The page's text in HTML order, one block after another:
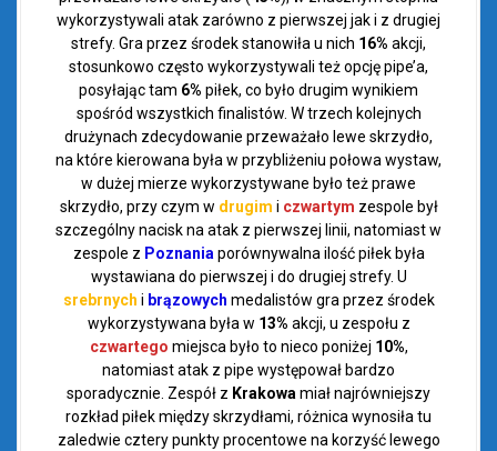
wykorzystywali atak zarówno z pierwszej jak i z drugiej
strefy. Gra przez środek stanowiła u nich 16% akcji,
stosunkowo często wykorzystywali też opcję pipe’a,
posyłając tam 6% piłek, co było drugim wynikiem
spośród wszystkich finalistów. W trzech kolejnych
drużynach zdecydowanie przeważało lewe skrzydło,
na które kierowana była w przybliżeniu połowa wystaw,
w dużej mierze wykorzystywane było też prawe
skrzydło, przy czym w drugim i czwartym zespole był
szczególny nacisk na atak z pierwszej linii, natomiast w
zespole z Poznania porównywalna ilość piłek była
wystawiana do pierwszej i do drugiej strefy. U
srebrnych i brązowych medalistów gra przez środek
wykorzystywana była w 13% akcji, u zespołu z
czwartego miejsca było to nieco poniżej 10%,
natomiast atak z pipe występował bardzo
sporadycznie. Zespół z Krakowa miał najrówniejszy
rozkład piłek między skrzydłami, różnica wynosiła tu
zaledwie cztery punkty procentowe na korzyść lewego